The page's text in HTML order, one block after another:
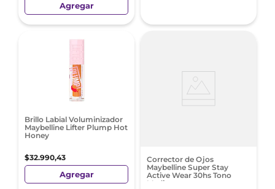
Agregar
Brillo Labial Voluminizador
Maybelline Lifter Plump Hot
Honey
$32.990,43
Agregar
Corrector de Ojos
Maybelline Super Stay
Active Wear 30hs Tono
Medium